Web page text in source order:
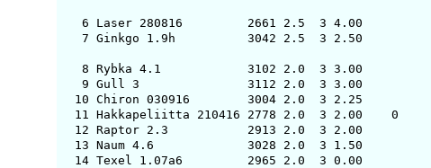
6 Laser
7 Ginkgo 1.9h
8 Rybka 4.1
9 Gull 3
10 Chiron
11 Hakkapeliitta
12 Raptor 2.3
13 Naum 4.6
14 Texel